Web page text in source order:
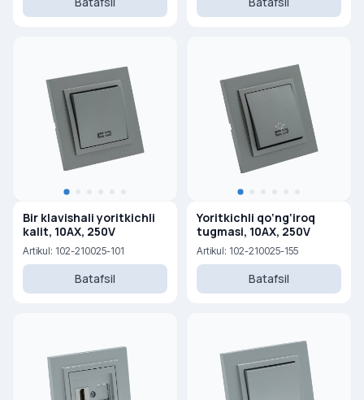
Bir klavishali yoritkichli
kalit, 10AX, 250V
Artikul: 102-210025-101
Batafsil
Yoritkichli qo‘ng‘iroq
tugmasi, 10AX, 250V
Artikul: 102-210025-155
Batafsil